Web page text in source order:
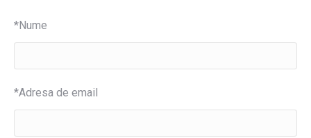
*Nume
*Adresa de email